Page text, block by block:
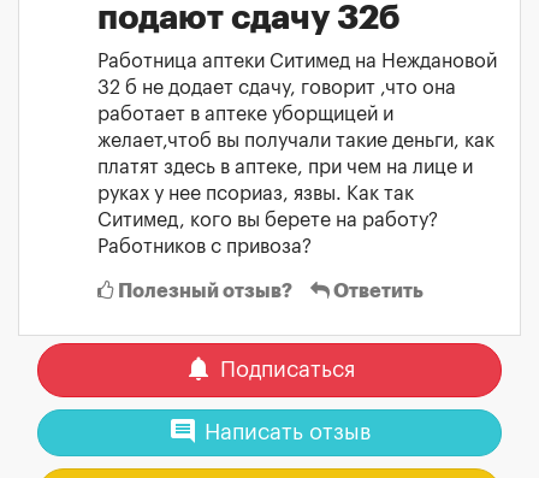
подают сдачу 32б
Работница аптеки Ситимед на Неждановой
32 б не додает сдачу, говорит ,что она
работает в аптеке уборщицей и
желает,чтоб вы получали такие деньги, как
платят здесь в аптеке, при чем на лице и
руках у нее псориаз, язвы. Как так
Ситимед, кого вы берете на работу?
Работников с привоза?
Полезный отзыв? Ответить
notifications Подписаться
comment Написать отзыв